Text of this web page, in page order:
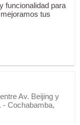
funcionalidad para
tus
Av. Beijing y
- Cochabamba,